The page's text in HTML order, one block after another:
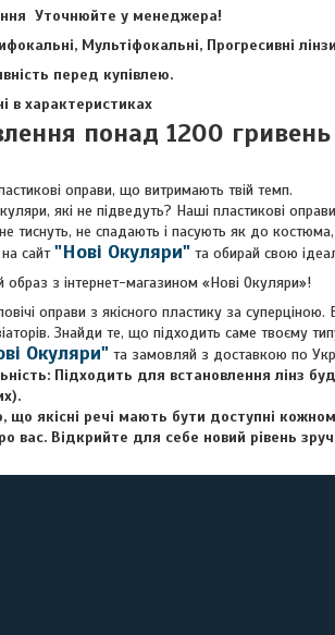
Уточнюйте у менеджера!
Мультіфокальні, Прогресивні
перед купівлею.
в характеристиках
понад 1200
оправи, що витримають твій темп.
які не підведуть? Наші пластикові
тиснуть, не спадають і пасують як до костюма,
сайт"Нові Окуляри" та обирай свою
з інтернет-магазином «Нові Окуляри»!
оправи з якісного пластику за
Знайди те, що підходить саме твоєму
Окуляри" та замовляй з доставкою по
Підходить для встановлення лінз
що якісні речі мають бути доступні
вас. Відкрийте для себе новий рівень